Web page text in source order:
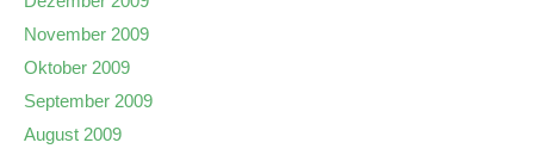
November 2009
Oktober 2009
September 2009
August 2009